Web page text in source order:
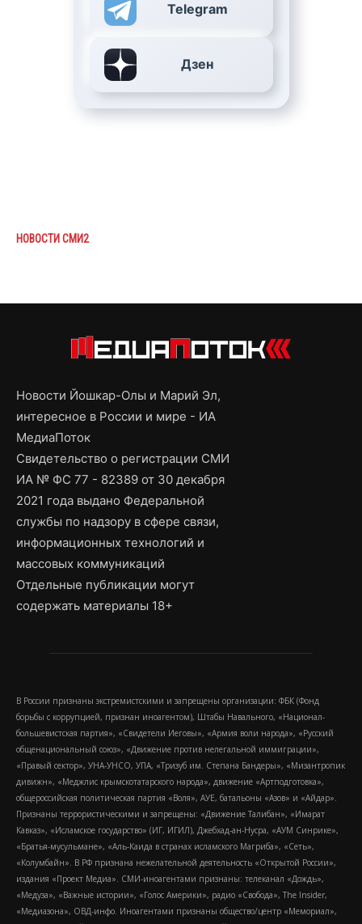
Telegram
Дзен
НОВОСТИ СМИ2
Новости Йошкар-Олы и Марий Эл,
интересное в России и мире - ИА
МедиаПоток
Свидетельство о регистрации СМИ
ИА № ФС 77 - 82389 от 30 декабря
2021 года выдано Федеральной
службы по надзору в сфере связи,
информационных технологий и
массовых коммуникаций
Отдельные публикации могут
содержать материалы 18+
В России признаны экстремистскими и запрещены организации: ФБК (Фонд
борьбы с коррупцией, признан иноагентом), Штабы Навального, «Национал-
большевистская партия», «Свидетели Иеговы», «Армия воли народа», «Русский
общенациональный союз», «Движение против нелегальной иммиграции»,
«Правый сектор», УНА-УНСО, УПА, «Тризуб им. Степана Бандеры», «Мизантропик
дивижн», «Меджлис крымскотатарского народа», движение «Артподготовка»,
общероссийская политическая партия «Воля», АУЕ, батальоны «Азов» и «Айдар».
Признаны террористическими и запрещены: «Движение Талибан», «Имарат
Кавказ», «Исламское государство» (ИГ, ИГИЛ), Джебхад-ан-Нусра, «АУМ Синрике»,
«Братья-мусульмане», «Аль-Каида в странах исламского Магриба», «Сеть»,
«Колумбайн». В РФ признана нежелательной деятельность «Открытой России»,
издания «Проект Медиа». СМИ-иноагентами признаны: телеканал «Дождь»,
«Медуза», «Важные истории», «Голос Америки», радио «Свобода», The Insider,
«Медиазона», ОВД-инфо. Иноагентами признаны общество/центр «Мемориал»,